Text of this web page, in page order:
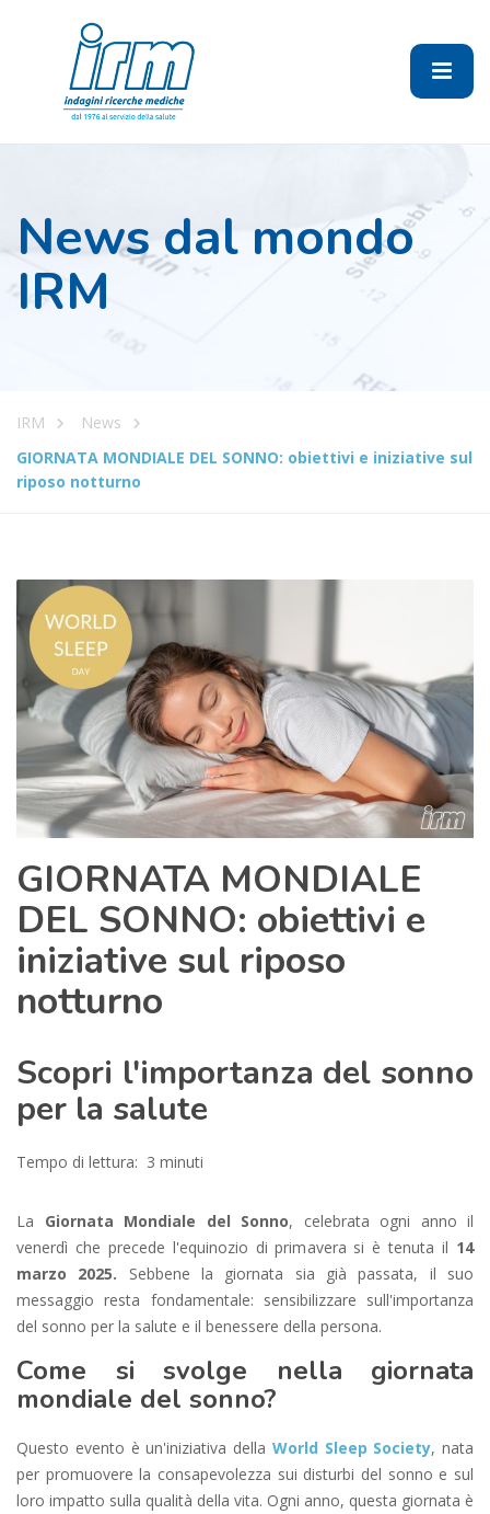
News dal mondo
IRM
IRM
News
GIORNATA MONDIALE DEL SONNO: obiettivi e iniziative sul
riposo notturno
GIORNATA MONDIALE
DEL SONNO: obiettivi e
iniziative sul riposo
notturno
Scopri l'importanza del sonno
per la salute
Tempo di lettura: 3 minuti
La Giornata Mondiale del Sonno, celebrata ogni anno il
venerdì che precede l'equinozio di primavera si è tenuta il 14
marzo 2025. Sebbene la giornata sia già passata, il suo
messaggio resta fondamentale: sensibilizzare sull'importanza
del sonno per la salute e il benessere della persona.
Come si svolge nella giornata
mondiale del sonno?
Questo evento è un'iniziativa della World Sleep Society, nata
per promuovere la consapevolezza sui disturbi del sonno e sul
loro impatto sulla qualità della vita. Ogni anno, questa giornata è